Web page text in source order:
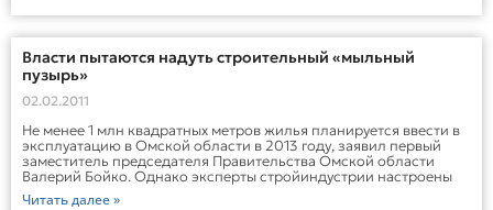
Власти пытаются надуть строительный «мыльный
пузырь»
02.02.2011
Не менее 1 млн квадратных метров жилья планируется ввести в
эксплуатацию в Омской области в 2013 году, заявил первый
заместитель председателя Правительства Омской области
Валерий Бойко. Однако эксперты стройиндустрии настроены
Читать далее »